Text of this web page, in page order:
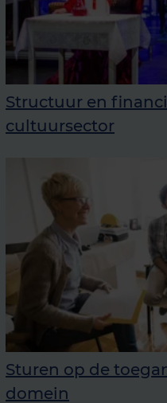
Structuur en
cultuursector
Sturen op de
domein